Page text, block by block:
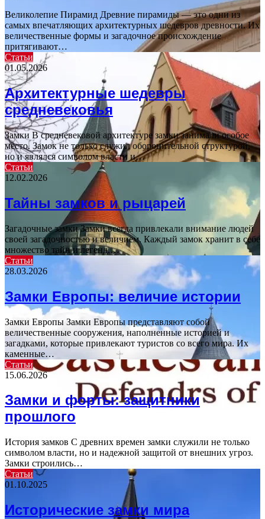
Великолепие Пирамид Древние пирамиды — это одни из
самых впечатляющих архитектурных шедевров древности. Их
величественные формы и загадочное происхождение
притягивают…
Статьи
01.05.2026
Архитектурные шедевры
средневековья
Замки В средневековой архитектуре замки занимали особое
место. Замок не только служил оборонительной структурой,
но и являлся символом власти и…
Статьи
12.02.2026
Тайны замков и рыцарей
Загадочные замки Замки всегда привлекали внимание людей
своей загадочностью и величием. Каждый замок хранит в себе
множество тайн и легенд,…
Статьи
28.03.2026
Замки Европы: величие истории
Замки Европы Замки Европы представляют собой
величественные сооружения, наполненные историей и
загадками, которые привлекают туристов со всего мира. Их
каменные…
Статьи
15.06.2026
Замки и форты: защитники
прошлого
История замков С древних времен замки служили не только
символом власти, но и надежной защитой от внешних угроз.
Замки строились…
Статьи
01.10.2025
Исторические замки мира